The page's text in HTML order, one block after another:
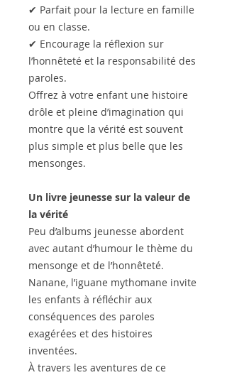
✔ Parfait pour la lecture en famille
ou en classe.
✔ Encourage la réflexion sur
l’honnêteté et la responsabilité des
paroles.
Offrez à votre enfant une histoire
drôle et pleine d’imagination qui
montre que la vérité est souvent
plus simple et plus belle que les
mensonges.
Un livre jeunesse sur la valeur de
la vérité
Peu d’albums jeunesse abordent
avec autant d’humour le thème du
mensonge et de l’honnêteté.
Nanane, l’iguane mythomane invite
les enfants à réfléchir aux
conséquences des paroles
exagérées et des histoires
inventées.
À travers les aventures de ce